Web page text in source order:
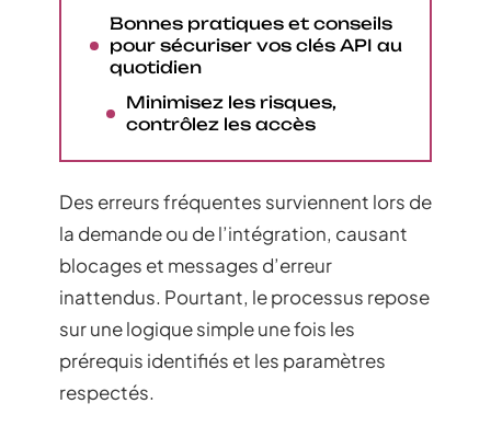
Bonnes pratiques et conseils
pour sécuriser vos clés API au
quotidien
Minimisez les risques,
contrôlez les accès
Des erreurs fréquentes surviennent lors de
la demande ou de l’intégration, causant
blocages et messages d’erreur
inattendus. Pourtant, le processus repose
sur une logique simple une fois les
prérequis identifiés et les paramètres
respectés.